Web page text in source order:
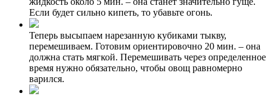
Если будет сильно кипеть, то убавьте огонь.
Теперь высыпаем нарезанную кубиками тыкву,
перемешиваем. Готовим ориентировочно 20 мин. – она
должна стать мягкой. Перемешивать через определенное
время нужно обязательно, чтобы овощ равномерно
варился.